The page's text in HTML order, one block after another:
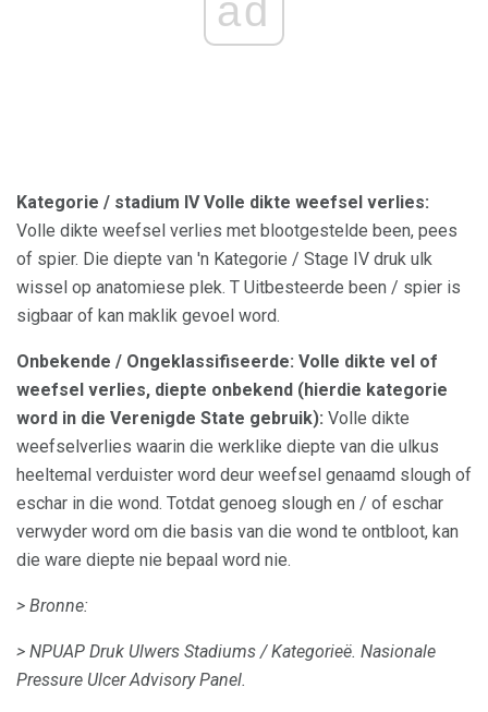
ad
Kategorie / stadium IV Volle dikte weefsel verlies:
Volle dikte weefsel verlies met blootgestelde been, pees
of spier. Die diepte van 'n Kategorie / Stage IV druk ulk
wissel op anatomiese plek. T Uitbesteerde been / spier is
sigbaar of kan maklik gevoel word.
Onbekende / Ongeklassifiseerde: Volle dikte vel of
weefsel verlies, diepte onbekend (hierdie kategorie
word in die Verenigde State gebruik): Volle dikte
weefselverlies waarin die werklike diepte van die ulkus
heeltemal verduister word deur weefsel genaamd slough of
eschar in die wond. Totdat genoeg slough en / of eschar
verwyder word om die basis van die wond te ontbloot, kan
die ware diepte nie bepaal word nie.
> Bronne:
> NPUAP Druk Ulwers Stadiums / Kategorieë. Nasionale
Pressure Ulcer Advisory Panel.